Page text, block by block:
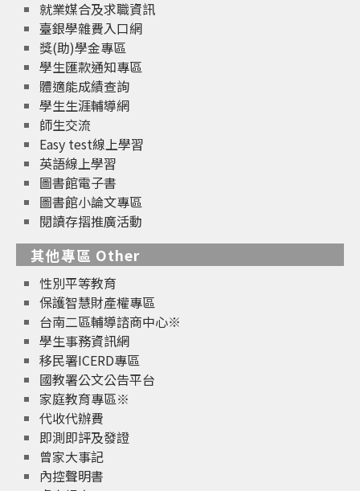
就業媒合及求職資訊
臺銀學雜費入口網
獎(助)學金專區
學生匯款通知專區
體適能成績查詢
學生生涯輔導網
師生交流
Easy test線上學習
英語線上學習
圖書館電子書
圖書館小論文專區
閱讀存摺推廣活動
其他專區 Other
性別平等教育
保護智慧財產權專區
台南二區輔導諮商中心※
學生事務資訊網
移民署ICERD專區
國教署公文公告平台
家庭教育專區※
代收代辦費
即測即評及發證
曾家大事記
內控聲明書